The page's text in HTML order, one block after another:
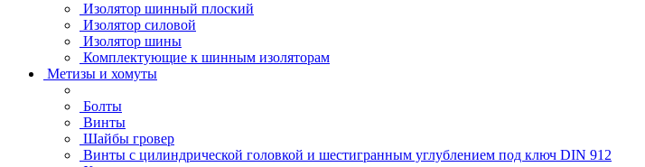
Изолятор шинный плоский
Изолятор силовой
Изолятор шины
Комплектующие к шинным изоляторам
Метизы и хомуты
Болты
Винты
Шайбы гровер
Винты с цилиндрической головкой и шестигранным углублением под ключ DIN 912